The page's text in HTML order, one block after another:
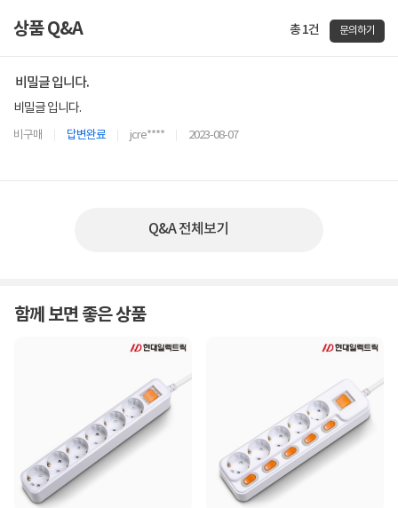
상품 Q&A 총 1건 문의하기
비밀글 입니다.
비밀글 입니다.
비구매 답변완료 jcre**** 2023-08-07
Q&A 전체보기
함께 보면 좋은 상품